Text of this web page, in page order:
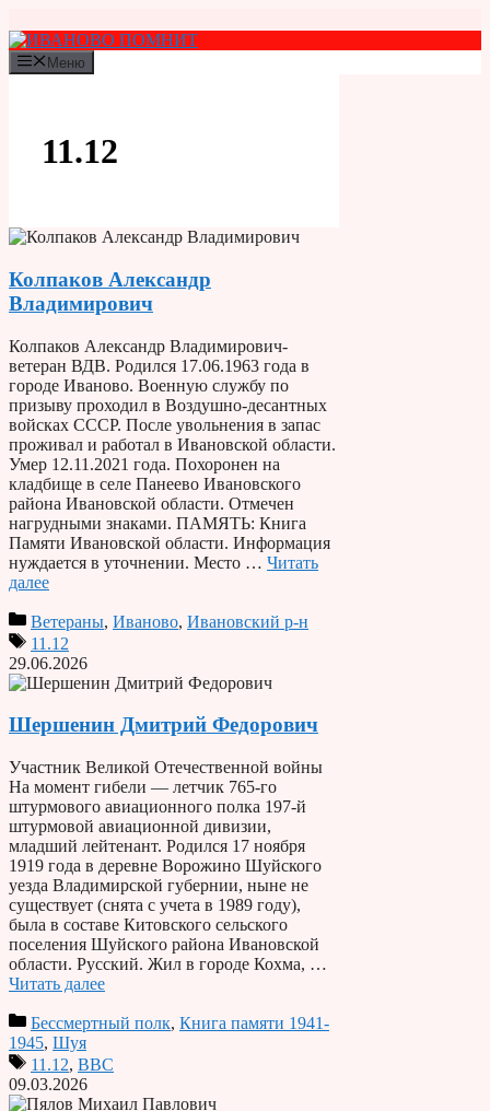
к
содержимому
Меню
11.12
Колпаков Александр
Владимирович
Колпаков Александр Владимирович-
ветеран ВДВ. Родился 17.06.1963 года в
городе Иваново. Военную службу по
призыву проходил в Воздушно-десантных
войсках СССР. После увольнения в запас
проживал и работал в Ивановской области.
Умер 12.11.2021 года. Похоронен на
кладбище в селе Панеево Ивановского
района Ивановской области. Отмечен
нагрудными знаками. ПАМЯТЬ: Книга
Памяти Ивановской области. Информация
нуждается в уточнении. Место … Читать
далее
Ветераны, Иваново, Ивановский р-н
11.12
29.06.2026
Шершенин Дмитрий Федорович
Участник Великой Отечественной войны
На момент гибели — летчик 765-го
штурмового авиационного полка 197-й
штурмовой авиационной дивизии,
младший лейтенант. Родился 17 ноября
1919 года в деревне Ворожино Шуйского
уезда Владимирской губернии, ныне не
существует (снята с учета в 1989 году),
была в составе Китовского сельского
поселения Шуйского района Ивановской
области. Русский. Жил в городе Кохма, …
Читать далее
Бессмертный полк, Книга памяти 1941-
1945, Шуя
11.12, ВВС
09.03.2026